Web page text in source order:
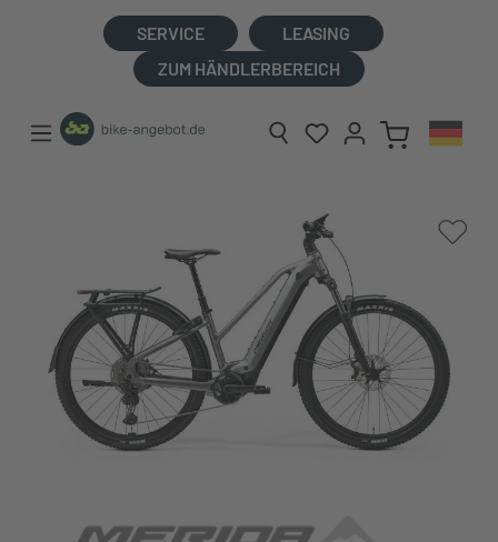
SERVICE
LEASING
ZUM HÄNDLERBEREICH